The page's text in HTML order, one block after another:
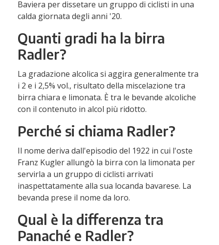
Baviera per dissetare un gruppo di ciclisti in una
calda giornata degli anni '20.
Quanti gradi ha la birra
Radler?
La gradazione alcolica si aggira generalmente tra
i 2 e i 2,5% vol., risultato della miscelazione tra
birra chiara e limonata. È tra le bevande alcoliche
con il contenuto in alcol più ridotto.
Perché si chiama Radler?
Il nome deriva dall'episodio del 1922 in cui l'oste
Franz Kugler allungò la birra con la limonata per
servirla a un gruppo di ciclisti arrivati
inaspettatamente alla sua locanda bavarese. La
bevanda prese il nome da loro.
Qual è la differenza tra
Panaché e Radler?